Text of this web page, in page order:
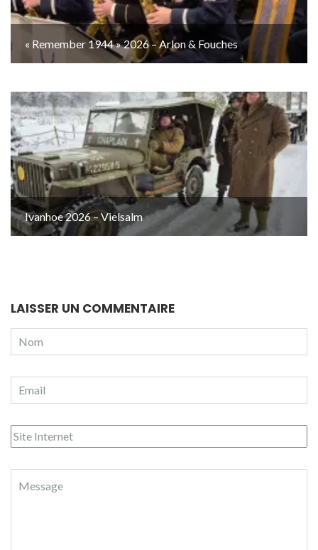
« Remember 1944 » 2026 – Arlon & Fouches
Ivanhoe 2026 – Vielsalm
LAISSER UN COMMENTAIRE